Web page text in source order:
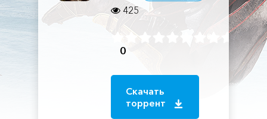
425
0
Скачать
торрент